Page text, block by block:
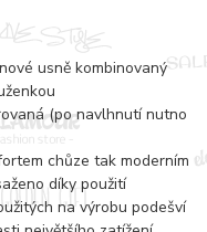
usně kombinovaný
(po navlhnutí nutno
chůze tak moderním
díky použití
na výrobu podešví